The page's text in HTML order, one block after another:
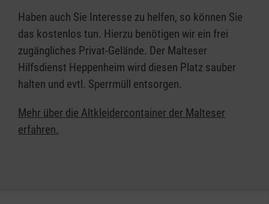
Ludwigstraße
Prälat-Mischler Straße
Stadionstraße
Daimlerstraße
Wald Erlenbach
August Wolf Straße (An der
Katholischen Kirche)
Erbach
Haben auch Sie Interesse zu helfen, so können Sie
das kostenlos tun. Hierzu benötigen wir ein frei
zugängliches Privat-Gelände. Der Malteser
Hilfsdienst Heppenheim wird diesen Platz sauber
halten und evtl. Sperrmüll entsorgen.
Mehr über die Altkleidercontainer der Malteser
erfahren.